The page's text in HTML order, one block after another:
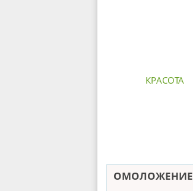
КРАСОТА
ОМОЛОЖЕНИЕ